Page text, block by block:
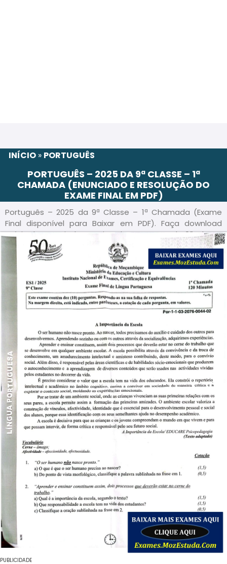
INÍCIO » PORTUGUÊS
PORTUGUÊS – 2025 DA 9ª CLASSE – 1ª
CHAMADA (ENUNCIADO E RESOLUÇÃO DO
EXAME FINAL EM PDF)
Português – 2025 da 9ª Classe – 1ª Chamada (Exame
Final disponível para Baixar em PDF). Faça download
grátis do Enunciado e Guião deste exame da 9ª Classe
do Ensino Básico/ Secundário de Moçambique – em
formato PDF e acompanhe a Resolução/ Guia de
correção passo a passo, para sua melhor preparação.
PUBLICIDADE